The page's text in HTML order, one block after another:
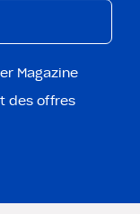
Magazine
des offres